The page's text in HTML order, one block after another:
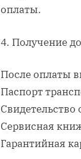
оплаты.
4. Получение
После оплаты
Паспорт
Свидетельство
Сервисная
Гарантийная